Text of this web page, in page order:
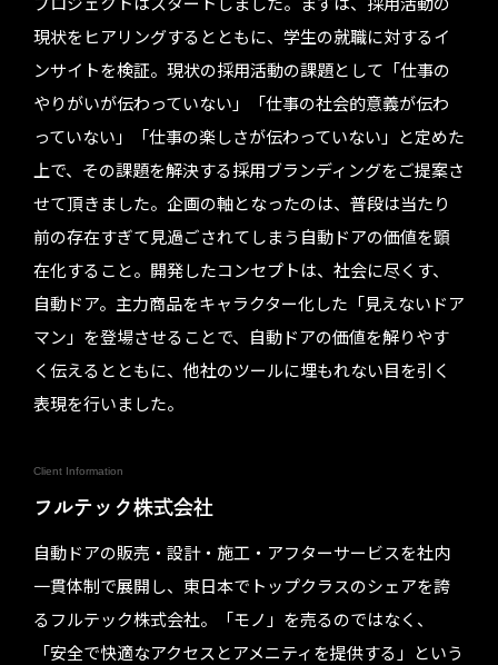
現状をヒアリングするとともに、学生の就職に対するイ
ンサイトを検証。現状の採用活動の課題として「仕事の
やりがいが伝わっていない」「仕事の社会的意義が伝わ
っていない」「仕事の楽しさが伝わっていない」と定めた
上で、その課題を解決する採用ブランディングをご提案さ
せて頂きました。企画の軸となったのは、普段は当たり
前の存在すぎて見過ごされてしまう自動ドアの価値を顕
在化すること。開発したコンセプトは、社会に尽くす、
自動ドア。主力商品をキャラクター化した「見えないドア
マン」を登場させることで、自動ドアの価値を解りやす
く伝えるとともに、他社のツールに埋もれない目を引く
表現を行いました。
Client Information
フルテック株式会社
自動ドアの販売・設計・施工・アフターサービスを社内
一貫体制で展開し、東日本でトップクラスのシェアを誇
るフルテック株式会社。「モノ」を売るのではなく、
「安全で快適なアクセスとアメニティを提供する」という